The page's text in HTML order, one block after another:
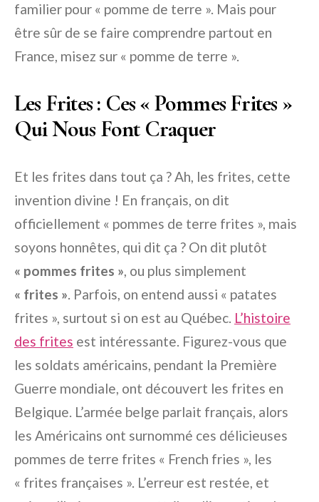
familier pour « pomme de terre ». Mais pour
être sûr de se faire comprendre partout en
France, misez sur « pomme de terre ».
Les Frites : Ces « Pommes Frites »
Qui Nous Font Craquer
Et les frites dans tout ça ? Ah, les frites, cette
invention divine ! En français, on dit
officiellement « pommes de terre frites », mais
soyons honnêtes, qui dit ça ? On dit plutôt
« pommes frites », ou plus simplement
« frites ». Parfois, on entend aussi « patates
frites », surtout si on est au Québec. L’histoire
des frites est intéressante. Figurez-vous que
les soldats américains, pendant la Première
Guerre mondiale, ont découvert les frites en
Belgique. L’armée belge parlait français, alors
les Américains ont surnommé ces délicieuses
pommes de terre frites « French fries », les
« frites françaises ». L’erreur est restée, et